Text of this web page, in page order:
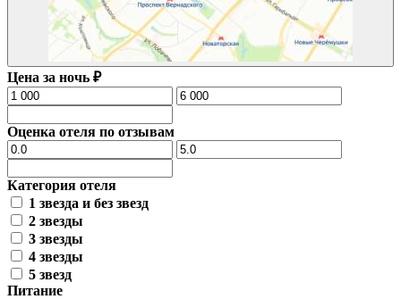
Цена за ночь ₽
Оценка отеля по отзывам
Категория отеля
1 звезда и без звезд
2 звезды
3 звезды
4 звезды
5 звезд
Питание